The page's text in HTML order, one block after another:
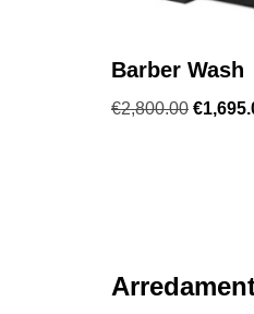
Barber Wash
€2,800.00 €